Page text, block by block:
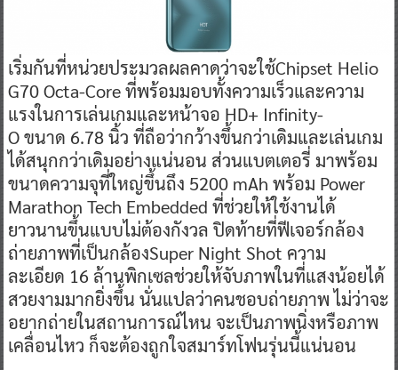
เริ่มกันที่หน่วยประมวลผลคาดว่าจะใช้Chipset Helio
G70 Octa-Core ที่พร้อมมอบทั้งความเร็วและความ
แรงในการเล่นเกมและหน้าจอ HD+ Infinity-
O ขนาด 6.78 นิ้ว ที่ถือว่ากว้างขึ้นกว่าเดิมและเล่นเกม
ได้สนุกกว่าเดิมอย่างแน่นอน ส่วนแบตเตอรี่ มาพร้อม
ขนาดความจุที่ใหญ่ขึ้นถึง 5200 mAh พร้อม Power
Marathon Tech Embedded ที่ช่วยให้ใช้งานได้
ยาวนานขึ้นแบบไม่ต้องกังวล ปิดท้ายที่ฟีเจอร์กล้อง
ถ่ายภาพที่เป็นกล้องSuper Night Shot ความ
ละเอียด 16 ล้านพิกเซลช่วยให้จับภาพในที่แสงน้อยได้
สวยงามมากยิ่งขึ้น นั่นแปลว่าคนชอบถ่ายภาพ ไม่ว่าจะ
อยากถ่ายในสถานการณ์ไหน จะเป็นภาพนิ่งหรือภาพ
เคลื่อนไหว ก็จะต้องถูกใจสมาร์ทโฟนรุ่นนี้แน่นอน